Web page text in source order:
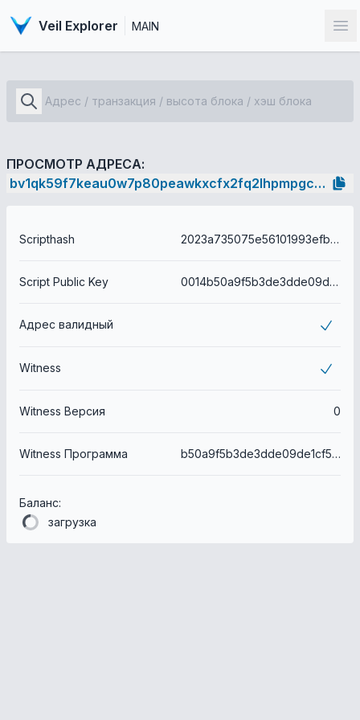
Veil Explorer MAIN
ПРОСМОТР АДРЕСА:
bv1qk59f7keau0w7p80peawkxcfx2fq2lhpmpgcsy3
Scripthash 2023a735075e56101993efbaf7e1241000e557cd5f9ce5b091b8225e6d5ba3dc
Script Public Key 0014b50a9f5b3de3dde09de1cf5d6361265240afdc3b
Адрес валидный
Witness
Witness Версия 0
Witness Программа b50a9f5b3de3dde09de1cf5d6361265240afdc3b
Баланс:
загрузка